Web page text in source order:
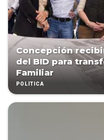
Concepción
del BID para
Familiar
POLÍTICA